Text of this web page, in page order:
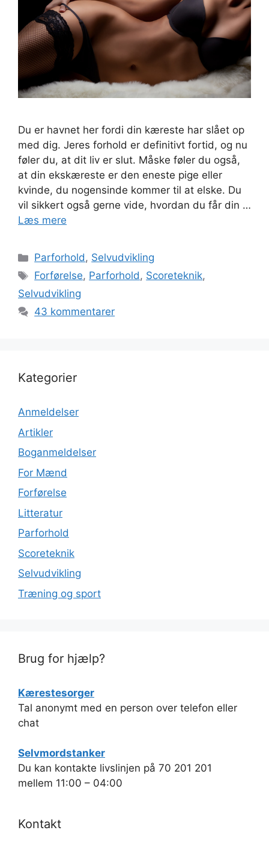
Du er havnet her fordi din kæreste har slået op
med dig. Jeres forhold er definitivt fortid, og nu
føler du, at dit liv er slut. Måske føler du også,
at din ekskæreste er den eneste pige eller
kvinde, du nogensinde kommer til at elske. Du
vil sikkert også gerne vide, hvordan du får din …
Læs mere
Kategorier
Parforhold, Selvudvikling
Tags
Forførelse, Parforhold, Scoreteknik,
Selvudvikling
43 kommentarer
Kategorier
Anmeldelser
Artikler
Boganmeldelser
For Mænd
Forførelse
Litteratur
Parforhold
Scoreteknik
Selvudvikling
Træning og sport
Brug for hjælp?
Kærestesorger
Tal anonymt med en person over telefon eller
chat
Selvmordstanker
Du kan kontakte livslinjen på 70 201 201
mellem 11:00 – 04:00
Kontakt